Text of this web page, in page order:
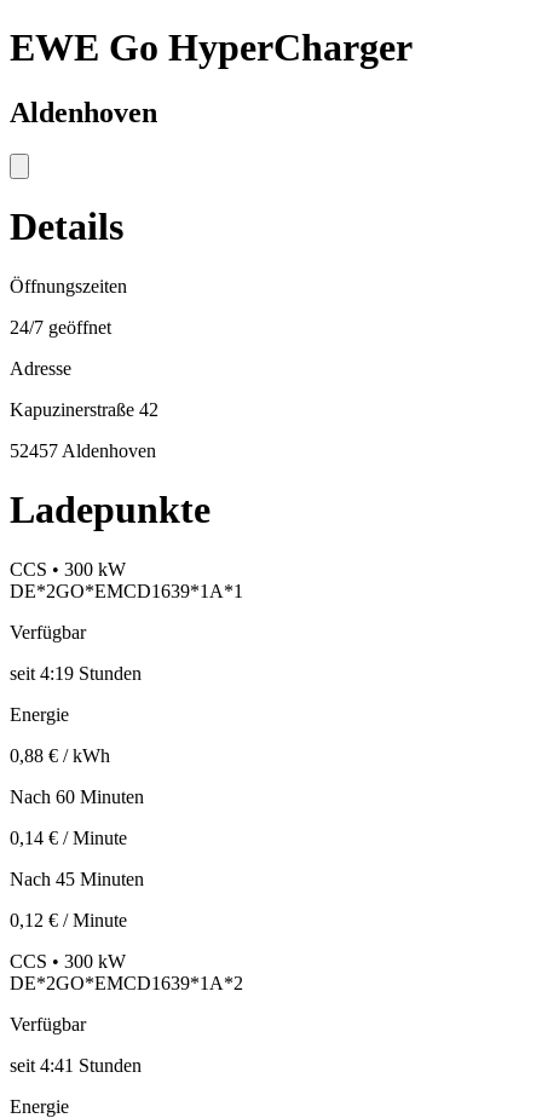
EWE Go HyperCharger
Aldenhoven
Details
Öffnungszeiten
24/7 geöffnet
Adresse
Kapuzinerstraße 42
52457 Aldenhoven
Ladepunkte
CCS • 300 kW
DE*2GO*EMCD1639*1A*1
Verfügbar
seit 4:19 Stunden
Energie
0,88 € / kWh
Nach 60 Minuten
0,14 € / Minute
Nach 45 Minuten
0,12 € / Minute
CCS • 300 kW
DE*2GO*EMCD1639*1A*2
Verfügbar
seit 4:41 Stunden
Energie